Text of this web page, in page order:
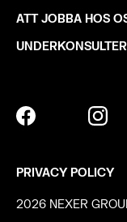
ATT JOBBA HOS
UNDERKONSULTER
PRIVACY POLICY
2026 NEXER